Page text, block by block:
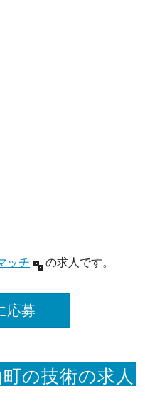
ッチ の求人です。
応募
の技術の求人